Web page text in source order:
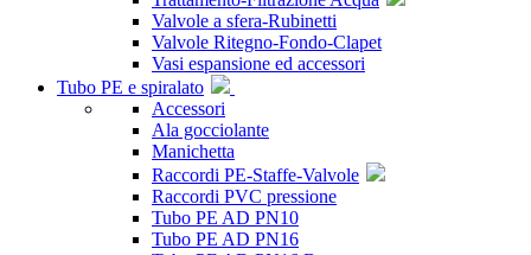
Valvole a sfera-Rubinetti
Valvole Ritegno-Fondo-Clapet
Vasi espansione ed accessori
Tubo PE e spiralato
Accessori
Ala gocciolante
Manichetta
Raccordi PE-Staffe-Valvole
Raccordi PVC pressione
Tubo PE AD PN10
Tubo PE AD PN16